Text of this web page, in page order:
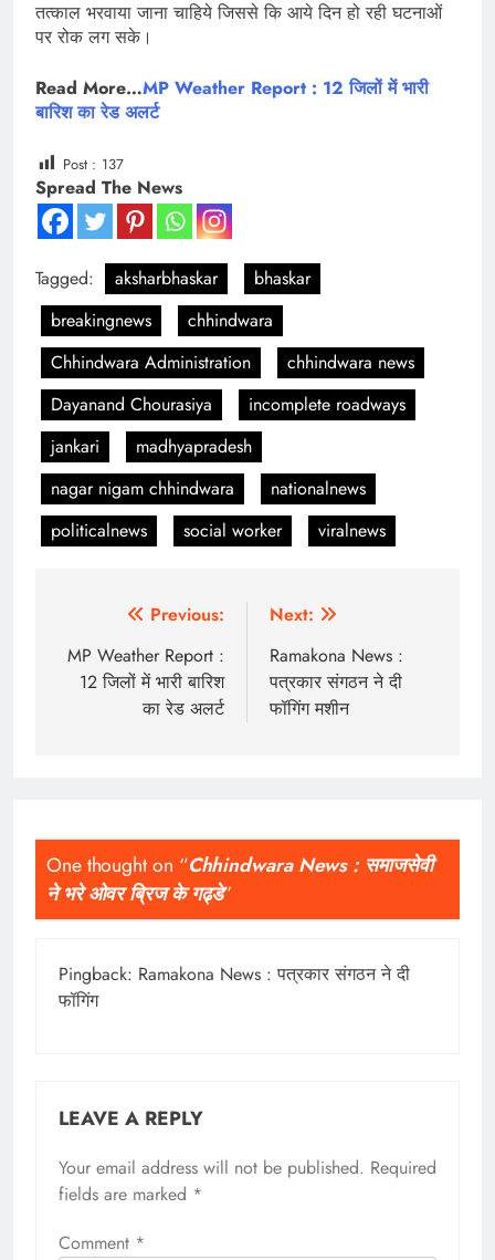
तत्काल भरवाया जाना चाहिये जिससे कि आये दिन हो रही घटनाओं
पर रोक लग सके।
Read More…MP Weather Report : 12 जिलों में भारी
बारिश का रेड अलर्ट
Post : 137
Spread The News
Tagged: aksharbhaskar
bhaskar
breakingnews
chhindwara
Chhindwara Administration
chhindwara news
Dayanand Chourasiya
incomplete roadways
jankari
madhyapradesh
nagar nigam chhindwara
nationalnews
politicalnews
social worker viralnews
navigation
Previous:
MP Weather Report :
12 जिलों में भारी बारिश
का रेड अलर्ट
Next:
Ramakona News :
पत्रकार संगठन ने दी
फॉगिंग मशीन
One thought on “Chhindwara News : समाजसेवी
ने भरे ओवर ब्रिज के गढ्डे”
Pingback: Ramakona News : पत्रकार संगठन ने दी
फॉगिंग
LEAVE A REPLY
Your email address will not be published. Required
fields are marked *
Comment *